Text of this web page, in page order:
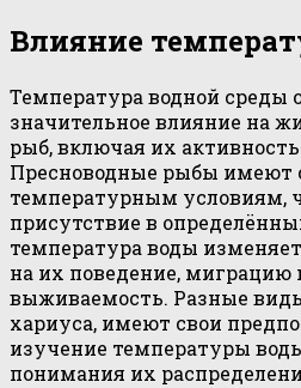
Влияние
Температура водной среды
значительное влияние на
рыб, включая их
Пресноводные рыбы имеют
температурным условиям,
присутствие в
температура воды
на их поведение, миграцию
выживаемость. Разные
хариуса, имеют свои
изучение температуры
понимания их